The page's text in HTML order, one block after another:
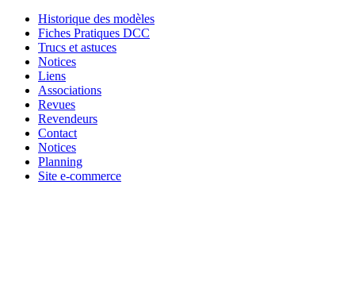
Historique des modèles
Fiches Pratiques DCC
Trucs et astuces
Notices
Liens
Associations
Revues
Revendeurs
Contact
Notices
Planning
Site e-commerce